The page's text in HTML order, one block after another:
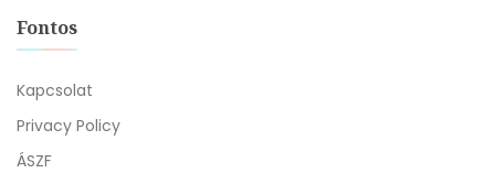
Fontos
Kapcsolat
Privacy Policy
ÁSZF